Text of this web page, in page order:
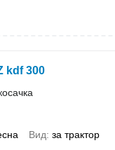
kdf 300
Вид за трактор